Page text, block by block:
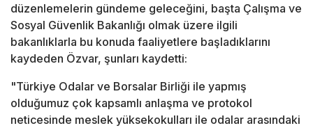
düzenlemelerin gündeme geleceğini, başta Çalışma ve
Sosyal Güvenlik Bakanlığı olmak üzere ilgili
bakanlıklarla bu konuda faaliyetlere başladıklarını
kaydeden Özvar, şunları kaydetti:
"Türkiye Odalar ve Borsalar Birliği ile yapmış
olduğumuz çok kapsamlı anlaşma ve protokol
neticesinde meslek yüksekokulları ile odalar arasındaki